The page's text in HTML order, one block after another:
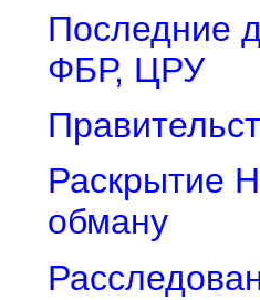
Последние
ФБР, ЦРУ
Раскрытие
обману